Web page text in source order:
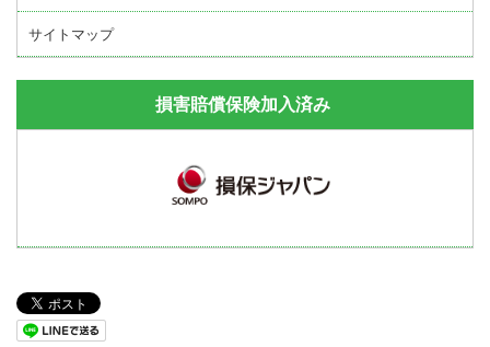
サイトマップ
損害賠償保険加入済み